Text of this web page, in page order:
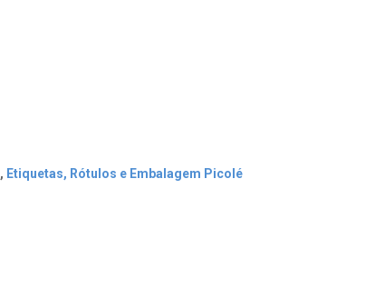
, Etiquetas, Rótulos e Embalagem Picolé